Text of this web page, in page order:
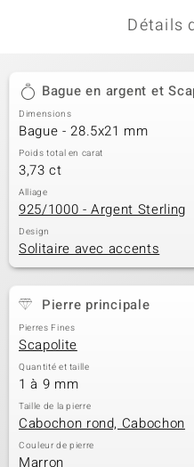
Détails
Bague en argent et
Dimensions
Bague - 28.5x21 mm
Poids total en carat
3,73 ct
Alliage
925/1000 - Argent Sterling
Design
Solitaire avec accents
Pierre principale
Pierres Fines
Scapolite
Quantité et taille
1 à 9 mm
Taille de la pierre
Cabochon rond, Cabochon
Couleur de pierre
Marron